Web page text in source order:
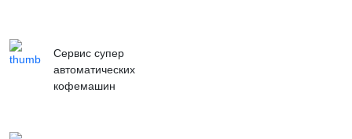
Сервис супер
автоматических
кофемашин